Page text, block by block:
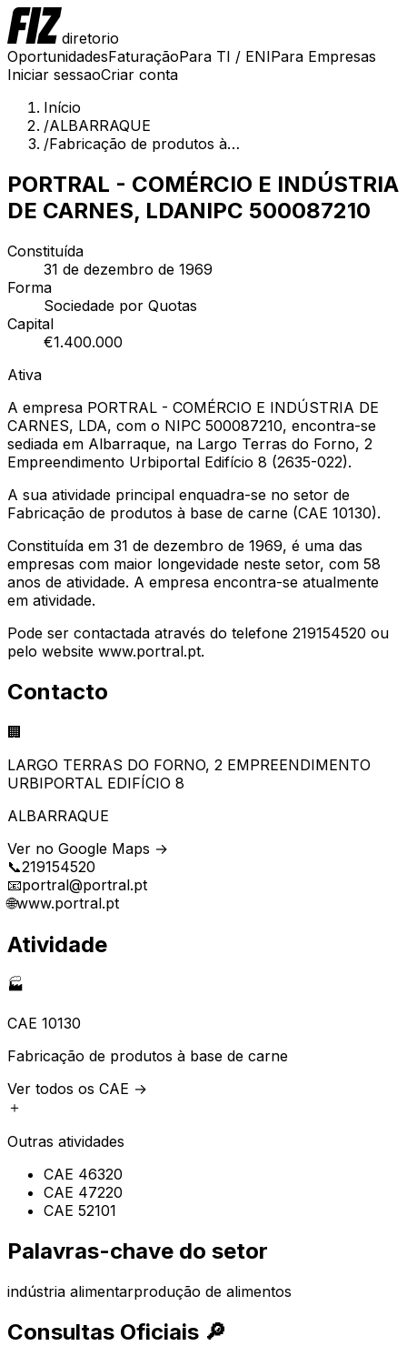
diretorio
OportunidadesFaturaçãoPara TI / ENIPara Empresas
Iniciar sessaoCriar conta
Início
/ALBARRAQUE
/Fabricação de produtos à…
PORTRAL - COMÉRCIO E INDÚSTRIA
DE CARNES, LDANIPC 500087210
Constituída
31 de dezembro de 1969
Forma
Sociedade por Quotas
Capital
€1.400.000
Ativa
A empresa PORTRAL - COMÉRCIO E INDÚSTRIA DE
CARNES, LDA, com o NIPC 500087210, encontra-se
sediada em Albarraque, na Largo Terras do Forno, 2
Empreendimento Urbiportal Edifício 8 (2635-022).
A sua atividade principal enquadra-se no setor de
Fabricação de produtos à base de carne (CAE 10130).
Constituída em 31 de dezembro de 1969, é uma das
empresas com maior longevidade neste setor, com 58
anos de atividade. A empresa encontra-se atualmente
em atividade.
Pode ser contactada através do telefone 219154520 ou
pelo website www.portral.pt.
Contacto
🏢
LARGO TERRAS DO FORNO, 2 EMPREENDIMENTO
URBIPORTAL EDIFÍCIO 8
ALBARRAQUE
Ver no Google Maps →
📞219154520
📧portral@portral.pt
🌐www.portral.pt
Atividade
🏭
CAE 10130
Fabricação de produtos à base de carne
Ver todos os CAE →
＋
Outras atividades
CAE 46320
CAE 47220
CAE 52101
Palavras-chave do setor
indústria alimentarprodução de alimentos
Consultas Oficiais 🔎